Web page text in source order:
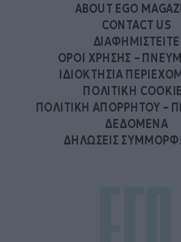
ABOUT EGO
CONTACT US
ΔΙΑΦΗΜΙΣΤΕΙΤΕ
ΟΡΟΙ ΧΡΗΣΗΣ –
ΙΔΙΟΚΤΗΣΙΑ
ΠΟΛΙΤΙΚΗ
ΠΟΛΙΤΙΚΗ ΑΠΟΡΡΗΤΟΥ –
ΔΕΔΟΜΕΝΑ
ΔΗΛΩΣΕΙΣ